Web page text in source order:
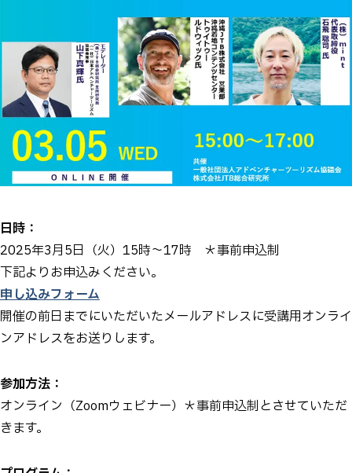
日時：
2025年3月5日（火）15時～17時 ＊事前申込制
下記よりお申込みください。
申し込みフォーム
開催の前日までにいただいたメールアドレスに受講用オンライ
ンアドレスをお送りします。
参加方法：
オンライン（Zoomウェビナー）＊事前申込制とさせていただ
きます。